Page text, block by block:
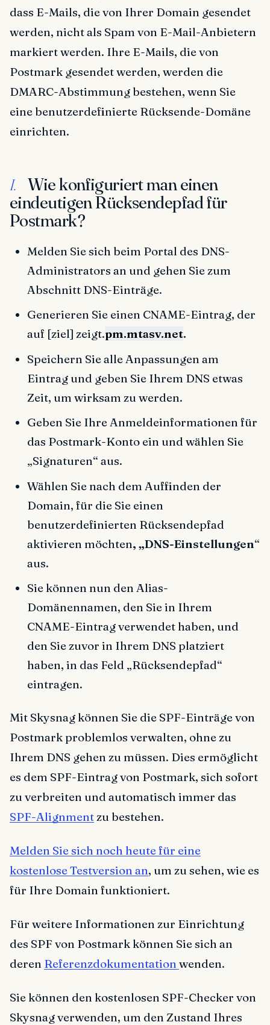
dass E-Mails, die von Ihrer Domain gesendet
werden, nicht als Spam von E-Mail-Anbietern
markiert werden. Ihre E-Mails, die von
Postmark gesendet werden, werden die
DMARC-Abstimmung bestehen, wenn Sie
eine benutzerdefinierte Rücksende-Domäne
einrichten.
I.
Wie konfiguriert man einen
eindeutigen Rücksendepfad für
Postmark?
Melden Sie sich beim Portal des DNS-
Administrators an und gehen Sie zum
Abschnitt DNS-Einträge.
Generieren Sie einen CNAME-Eintrag, der
auf [ziel] zeigt.pm.mtasv.net.
Speichern Sie alle Anpassungen am
Eintrag und geben Sie Ihrem DNS etwas
Zeit, um wirksam zu werden.
Geben Sie Ihre Anmeldeinformationen für
das Postmark-Konto ein und wählen Sie
„Signaturen“ aus.
Wählen Sie nach dem Auffinden der
Domain, für die Sie einen
benutzerdefinierten Rücksendepfad
aktivieren möchten, „DNS-Einstellungen“
aus.
Sie können nun den Alias-
Domänennamen, den Sie in Ihrem
CNAME-Eintrag verwendet haben, und
den Sie zuvor in Ihrem DNS platziert
haben, in das Feld „Rücksendepfad“
eintragen.
Mit Skysnag können Sie die SPF-Einträge von
Postmark problemlos verwalten, ohne zu
Ihrem DNS gehen zu müssen. Dies ermöglicht
es dem SPF-Eintrag von Postmark, sich sofort
zu verbreiten und automatisch immer das
SPF-Alignmentzu bestehen.
Melden Sie sich noch heute für eine
kostenlose Testversion an, um zu sehen, wie es
für Ihre Domain funktioniert.
Für weitere Informationen zur Einrichtung
des SPF von Postmark können Sie sich an
deren Referenzdokumentation wenden.
Sie können den kostenlosen SPF-Checker von
Skysnag verwenden, um den Zustand Ihres